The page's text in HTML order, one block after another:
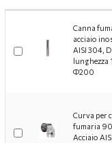
Canna
acciaio
AISI 304,
lunghezza
Ф200
Curva per
fumaria
Acciaio